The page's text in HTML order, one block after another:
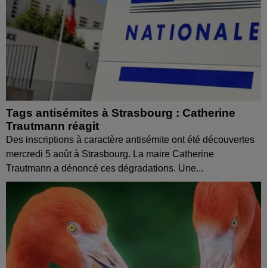
Tags antisémites à Strasbourg : Catherine
Trautmann réagit
Des inscriptions à caractère antisémite ont été découvertes
mercredi 5 août à Strasbourg. La maire Catherine
Trautmann a dénoncé ces dégradations. Une...